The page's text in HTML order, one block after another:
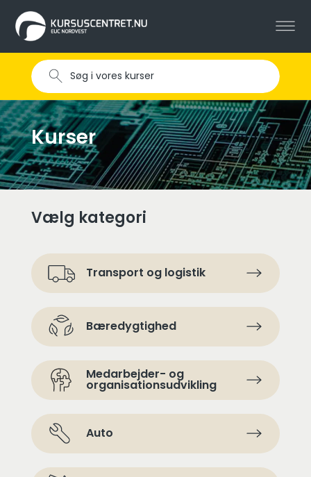
Kurser
Vælg kategori
Transport og logistik
Bæredygtighed
Medarbejder- og
organisations­udvikling
Auto